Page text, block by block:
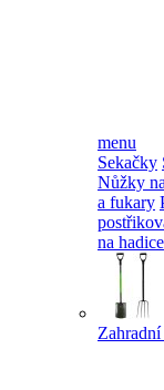
menu
Sekačky
Nůžky
a fukary
na hadice